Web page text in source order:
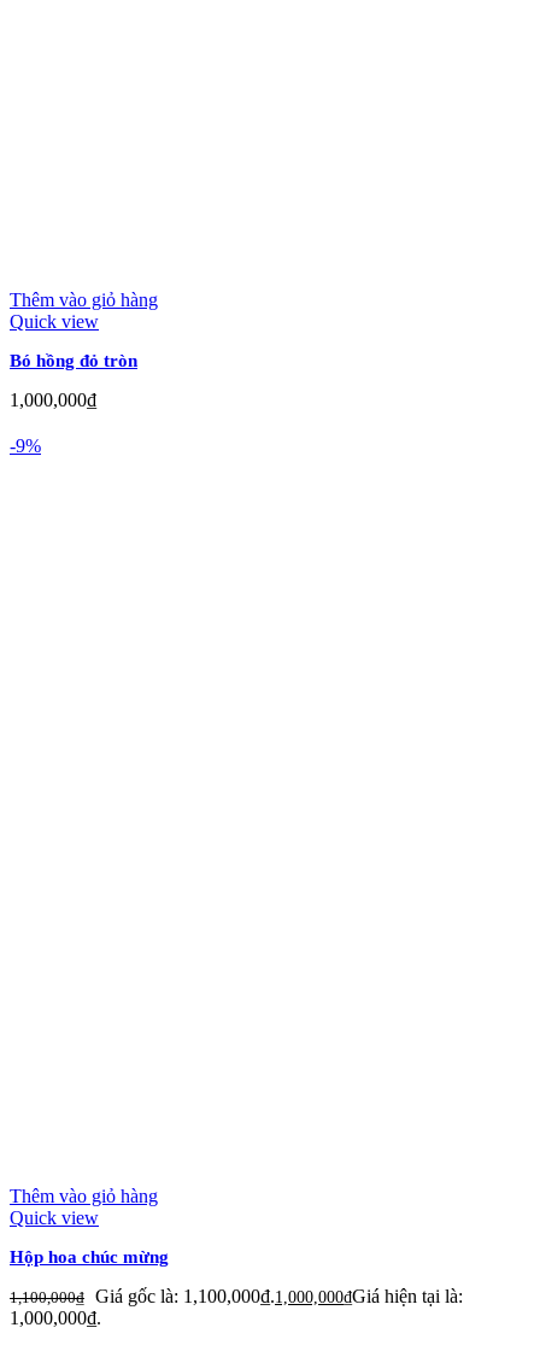
Thêm vào giỏ hàng
Quick view
Bó hồng đỏ tròn
1,000,000₫
-9%
Thêm vào giỏ hàng
Quick view
Hộp hoa chúc mừng
1,100,000₫ Giá gốc là: 1,100,000₫.1,000,000₫Giá hiện tại là:
1,000,000₫.